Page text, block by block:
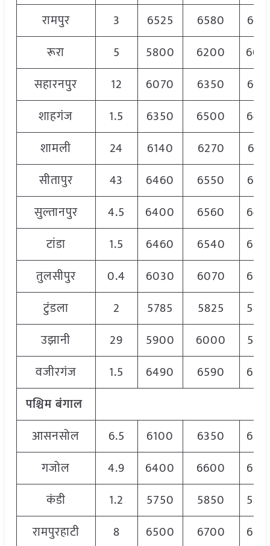
रामपुर
3 6525 6580
रूरा
5 5800 6200
सहारनपुर
12 6070 6350
शाहगंज
1.5 6350 6500
शामली
24 6140 6270
सीतापुर
43 6460 6550
सुल्तानपुर
4.5 6400 6560
टांडा
1.5 6460 6540
तुलसीपुर
0.4 6030 6070
टुंडला
2 5785 5825
उझानी
29 5900 6000
वजीरगंज
1.5 6490 6590
पश्चिम बंगाल
आसनसोल
6.5 6100 6350
गजोल
4.9 6400 6600
कंडी
1.2 5750 5850
रामपुरहाटी
8 6500 6700